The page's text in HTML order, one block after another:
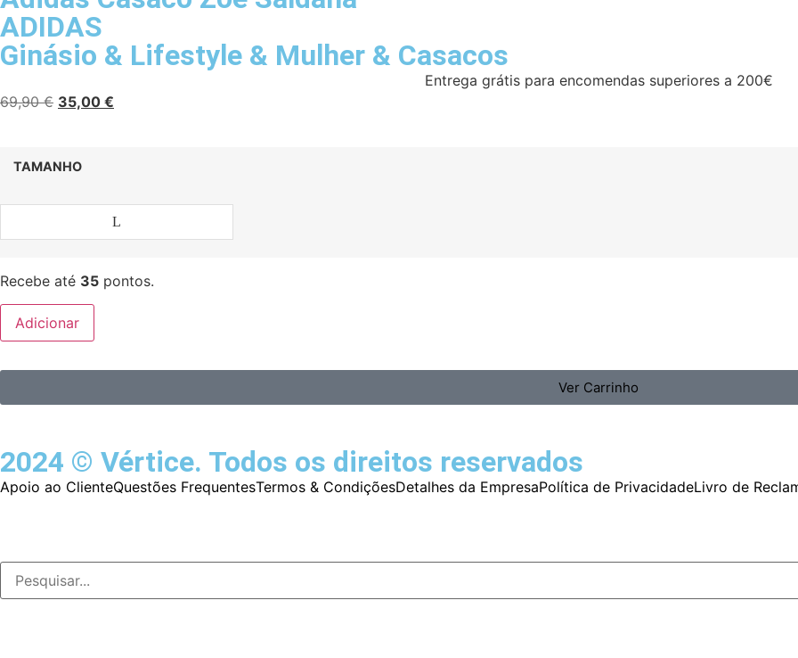
ADIDAS
Ginásio & Lifestyle & Mulher & Casacos
Entrega grátis para encomendas superiores a 200€
69,90€ 35,00 €
TAMANHO
L
Recebe até 35 pontos.
Adicionar
Ver Carrinho
2024 © Vértice. Todos os direitos reservados
Apoio ao ClienteQuestões FrequentesTermos & CondiçõesDetalhes da EmpresaPolítica de PrivacidadeLivro de